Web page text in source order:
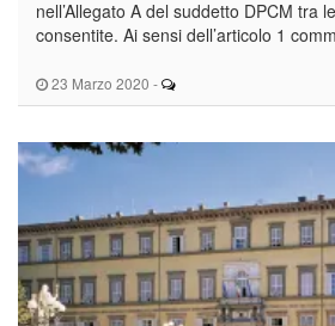
23 Marzo 2020 -
nell’Allegato A del suddetto DPCM tra
consentite. Ai sensi dell’articolo 1